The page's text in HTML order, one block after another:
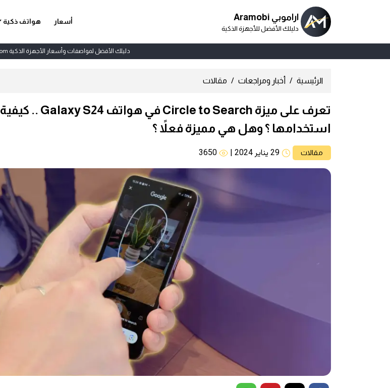
اراموبي Aramobi
دليلك الأفضل للأجهزة الذكية
أسعار هواتف ذكية
دليلك الأفضل لمواصفات وأسعار الأجهزة الذكية aramobi.com
الرئيسية أخبار ومراجعات مقالات
تعرف على ميزة Circle to Search في هواتف Galaxy S24 .. كيفية
استخدامها ؟ وهل هي مميزة فعلاً ؟
مقالات 29 يناير 2024 |
3650